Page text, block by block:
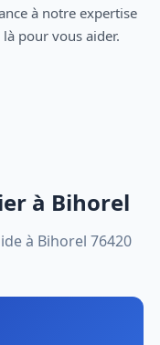
à notre expertise
pour vous aider.
à Bihorel
à Bihorel 76420